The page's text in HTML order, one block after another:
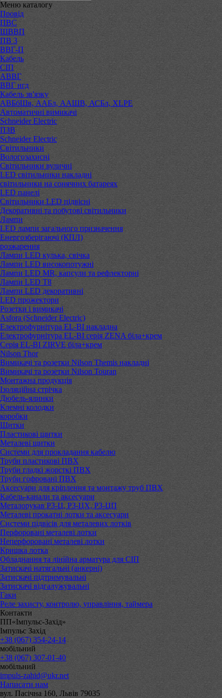
Меню каталогу
Провід
ПВС
ШВВП
ПВ 3
ВВГ-П
Кабель
СІП
АВВГ
ВВГ нгд
Кабель зв'язку
АВБбШв, ААБл, ААШВ, АСБл, XLPE
Автоматичні вимикачі
Schneider Electric
ПЗВ
Schneider Electric
Світильники
Вологозахисні
Світильники вуличні
LED світильники накладні
світильники на сонячних батареях
LED панелі
Світильники LED підвісні
Декоративні та побутові світильники
Лампи
LED лампи загального призначення
Енергозберігаючі (КПЛ)
розжарення
Лампи LED кулька, свічка
Лампи LED високопотужні
Лампи LED MR, капсули та рефлекторні
Лампи LED Т8
Лампи LED декоративні
LED прожектори
Розетки і вимикачі
Asfora (Schneider Electric)
Електрофурнітура EL-BI накладна
Електрофурнітура EL-BI серія ZENA біла+крем
Серія EL-BI ZIRVE біла+крем
Nilson Thor
Вимикачі та розетки Nilson Themis накладні
Вимикачі та розетки Nilson Touran
Монтажна продукція
Ізоляційна стрічка
Дюбель-ялинки
Клемні колодки
коробки
Щитки
Пластикові щитки
Металеві щитки
Системи для прокладання кабелю
Труби пластикові ПВХ
Труби гладкі жорсткі ПВХ
Труби гофровані ПВХ
Аксесуари для кріплення та монтажу труб ПВХ
Кабель-канали та аксесуари
Металорукав РЗ-Ц, РЗ-ЦХ, РЗ-ЦП
Металеві прокатні лотки та аксесуари
Системи підвісів для металевих лотків
Перфоровані металеві лотки
Неперфоровані металеві лотки
Кришка лотка
Обладнання та лінійна арматура для СІП
Затискачі натягальні (анкерні)
Затискачі підтримувальні
Затискачі відгалужувальні
Гаки
Реле захисту, контролю, управління, таймера
Контакти
ПП«Імпульс-Захід»
Імпульс Захід
+38 (067) 354-24-14
мобільний
+38 (067) 307-01-40
мобільний
impuls-zahid@ukr.net
Написати нам
вул. Пасічна 160, Львів 79035